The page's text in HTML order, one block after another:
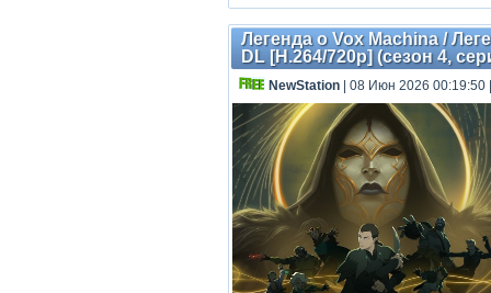
Легенда о Vox Machina /
DL [H.264/720p] (сезон 4,
NewStation | 08 Июн 2026 00:19:50